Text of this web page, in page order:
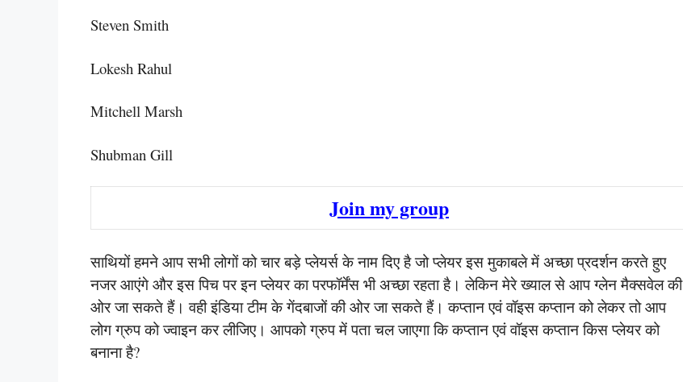
Steven Smith
Lokesh Rahul
Mitchell Marsh
Shubman Gill
Join my group
साथियों हमने आप सभी लोगों को चार बड़े प्लेयर्स के नाम दिए है जो प्लेयर इस मुकाबले में अच्छा प्रदर्शन करते हुए
नजर आएंगे और इस पिच पर इन प्लेयर का परफॉर्मेंस भी अच्छा रहता है। लेकिन मेरे ख्याल से आप ग्लेन मैक्सवेल की
ओर जा सकते हैं। वही इंडिया टीम के गेंदबाजों की ओर जा सकते हैं। कप्तान एवं वॉइस कप्तान को लेकर तो आप
लोग ग्रुप को ज्वाइन कर लीजिए। आपको ग्रुप में पता चल जाएगा कि कप्तान एवं वॉइस कप्तान किस प्लेयर को
बनाना है?